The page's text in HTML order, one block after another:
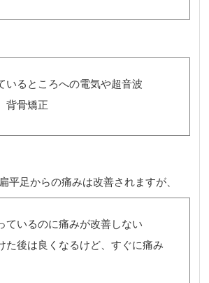
いるところへの電気や超音波
背骨矯正
平足からの痛みは改善されますが、
ているのに痛みが改善しない
た後は良くなるけど、すぐに痛み